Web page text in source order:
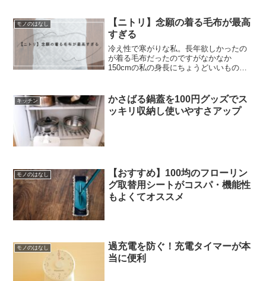
モノのはなし
【ニトリ】念願の着る毛布が最高
すぎる
冷え性で寒がりな私。長年欲しかったの
が着る毛布だったのですがなかなか
150cmの私の身長にちょうどいいものを
もちょうど良さそうな着る毛布を発見し
即購入しました。今回購入...
キッチン
かさばる鍋蓋を100円グッズでス
ッキリ収納し使いやすさアップ
モノのはなし
【おすすめ】100均のフローリン
グ取替用シートがコスパ・機能性
もよくてオススメ
モノのはなし
過充電を防ぐ！充電タイマーが本
当に便利